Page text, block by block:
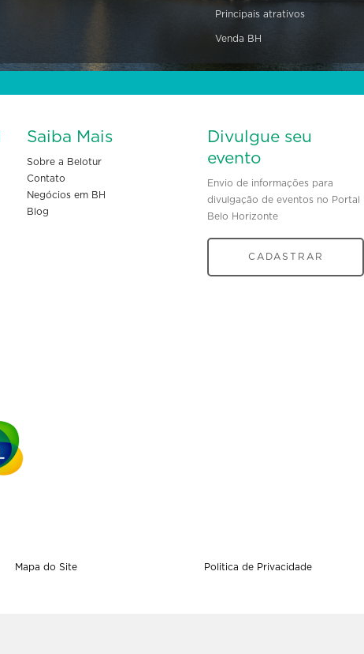
Principais atrativos
Venda BH
Saiba Mais
Sobre a Belotur
Contato
Negócios em BH
Blog
Divulgue seu
evento
Envio de informações para
divulgação de eventos no Portal
Belo Horizonte
CADASTRAR
Mapa do Site Politica de Privacidade